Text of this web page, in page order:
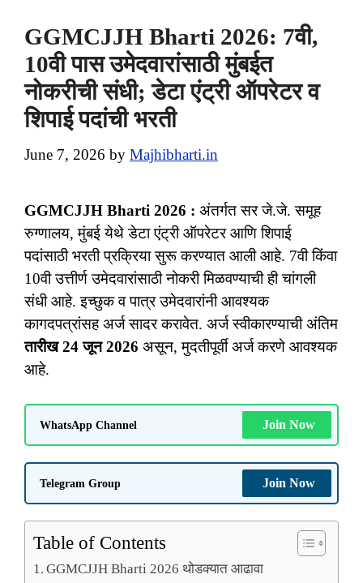
GGMCJJH Bharti 2026: 7वी,
10वी पास उमेदवारांसाठी मुंबईत
नोकरीची संधी; डेटा एंट्री ऑपरेटर व
शिपाई पदांची भरती
June 7, 2026 by Majhibharti.in
GGMCJJH Bharti 2026 : अंतर्गत सर जे.जे. समूह
रुग्णालय, मुंबई येथे डेटा एंट्री ऑपरेटर आणि शिपाई
पदांसाठी भरती प्रक्रिया सुरू करण्यात आली आहे. 7वी किंवा
10वी उत्तीर्ण उमेदवारांसाठी नोकरी मिळवण्याची ही चांगली
संधी आहे. इच्छुक व पात्र उमेदवारांनी आवश्यक
कागदपत्रांसह अर्ज सादर करावेत. अर्ज स्वीकारण्याची अंतिम
तारीख 24 जून 2026 असून, मुदतीपूर्वी अर्ज करणे आवश्यक
आहे.
WhatsApp Channel Join Now
Telegram Group Join Now
Table of Contents
GGMCJJH Bharti 2026 थोडक्यात आढावा